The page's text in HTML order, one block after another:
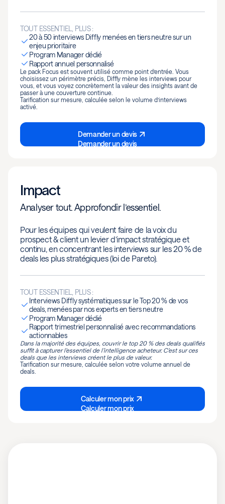
TOUT ESSENTIEL, PLUS :
20 à 50 interviews Diffly menées en tiers neutre sur un
enjeu prioritaire
Program Manager dédié
Rapport annuel personnalisé
Le pack Focus est souvent utilisé comme point d’entrée. Vous
choisissez un périmètre précis, Diffly mène les interviews pour
vous, et vous voyez concrètement la valeur des insights avant de
passer à une couverture continue.
Tarification sur mesure, calculée selon le volume d’interviews
activé.
Demander un devis
Demander un devis
Impact
Analyser tout. Approfondir l’essentiel.
Pour les équipes qui veulent faire de la voix du
prospect & client un levier d’impact stratégique et
continu, en concentrant les interviews sur les 20 % de
deals les plus stratégiques (loi de Pareto).
TOUT ESSENTIEL, PLUS :
Interviews Diffly systématiques sur le Top 20 % de vos
deals, menées par nos experts en tiers neutre
Program Manager dédié
Rapport trimestriel personnalisé avec recommandations
actionnables
Dans la majorité des équipes, couvrir le top 20 % des deals qualifiés
suffit à capturer l’essentiel de l’intelligence acheteur. C’est sur ces
deals que les interviews créent le plus de valeur.
Tarification sur mesure, calculée selon votre volume annuel de
deals.
Calculer mon prix
Calculer mon prix